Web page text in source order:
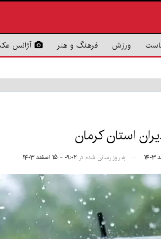
ورزش فرهنگ و هنر آژانس
استان کرمان
به روز رسانی شده در ۰۹:۰۲ - ۱۵ اسفند ۱۴۰۳